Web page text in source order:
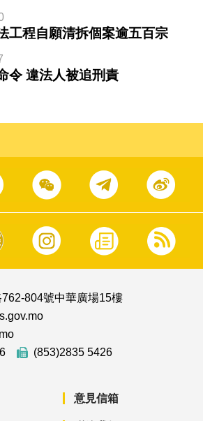
工程自願清拆個案逾五百宗
令 違法人被追刑責
804號中華廣場15樓
(853)2835 5426
意見信箱